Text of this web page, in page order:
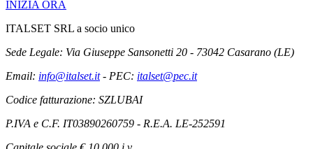
INIZIA ORA
ITALSET SRL a socio unico
Sede Legale: Via Giuseppe Sansonetti 20 - 73042 Casarano (LE)
Email: info@italset.it- PEC: italset@pec.it
Codice fatturazione: SZLUBAI
P.IVA e C.F. IT03890260759 - R.E.A. LE-252591